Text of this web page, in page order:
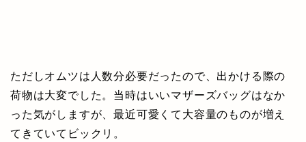
ただしオムツは人数分必要だったので、出かける際の
荷物は大変でした。当時はいいマザーズバッグはなか
った気がしますが、最近可愛くて大容量のものが増え
てきていてビックリ。